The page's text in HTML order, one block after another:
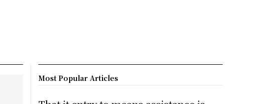
Most Popular Articles